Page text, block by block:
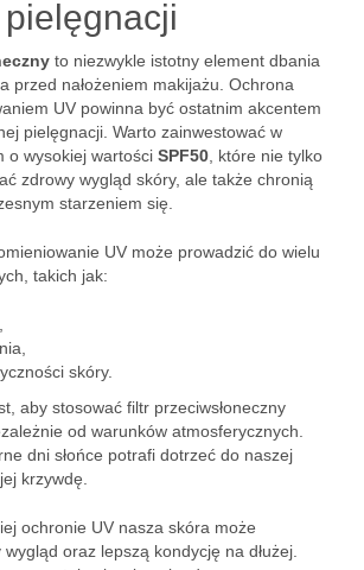
to niezwykle istotny element dbania
przed nałożeniem makijażu. Ochrona
UV powinna być ostatnim akcentem
pielęgnacji. Warto zainwestować w
o wysokiej wartości SPF50 , które nie tylko
zdrowy wygląd skóry, ale także chronią
starzeniem się.
UV może prowadzić do wielu
takich jak:
skóry.
aby stosować filtr przeciwsłoneczny
od warunków atmosferycznych.
dni słońce potrafi dotrzeć do naszej
krzywdę.
ochronie UV nasza skóra może
oraz lepszą kondycję na dłużej.